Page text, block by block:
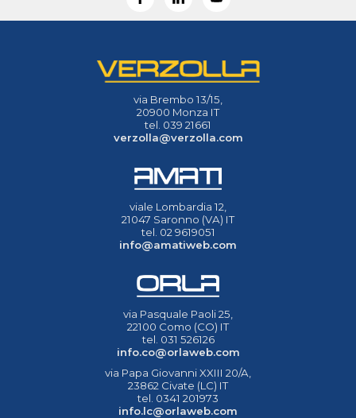
via Brembo 13/15,
20900 Monza IT
tel. 039 21661
verzolla@verzolla.com
viale Lombardia 12,
21047 Saronno (VA) IT
tel. 02 9619051
info@amatiweb.com
via Pasquale Paoli 25,
22100 Como (CO) IT
tel. 031 526126
info.co@orlaweb.com
via Papa Giovanni XXIII 20/A,
23862 Civate (LC) IT
tel. 0341 201973
info.lc@orlaweb.com